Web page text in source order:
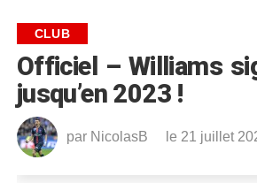
CLUB
Officiel – Williams
jusqu’en 2023 !
par NicolasB le 21 juillet